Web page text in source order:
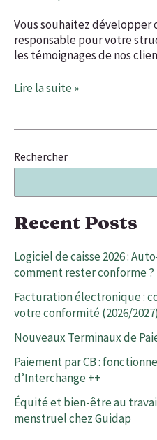
Vous souhaitez développer
responsable pour votre
les témoignages de nos
Lire la suite »
Rechercher
Recent Posts
Logiciel de caisse 2026 :
comment rester conforme ?
Facturation électronique :
votre conformité (2026/2027)
Nouveaux Terminaux de
Paiement par CB :
d’Interchange ++
Équité et bien-être au
menstruel chez Guidap